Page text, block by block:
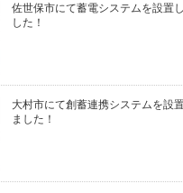
佐世保市にて蓄電システムを設置
した！
大村市にて創蓄連携システムを設
ました！